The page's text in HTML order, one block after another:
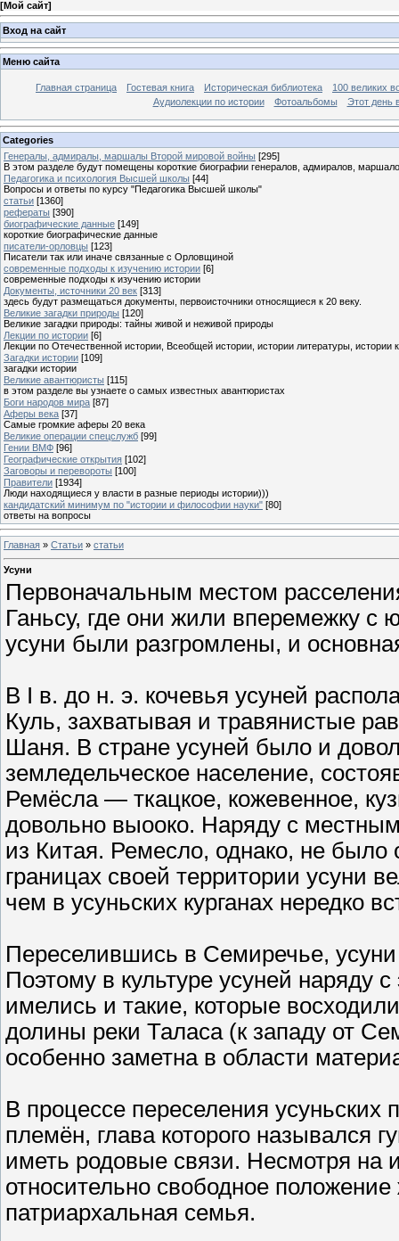
[Мой сайт]
Вход на сайт
Меню сайта
Главная страница Гостевая книга Историческая библиотека
100 великих
Аудиолекции по истории
Фотоальбомы Этот день
Categories
Генералы, адмиралы, маршалы Второй мировой войны [295]
В этом разделе будут помещены короткие биографии генералов, адмиралов,
Педагогика и психология Высшей школы [44]
Вопросы и ответы по курсу "Педагогика Высшей школы"
статьи [1360]
рефераты [390]
биографические данные [149]
короткие биографические данные
писатели-орловцы [123]
Писатели так или иначе связанные с Орловщиной
современные подходы к изучению истории [6]
современные подходы к изучению истории
Документы, источники 20 век [313]
здесь будут размещаться документы, первоисточники относящиеся к 20 веку.
Великие загадки природы [120]
Великие загадки природы: тайны живой и неживой природы
Лекции по истории [6]
Лекции по Отечественной истории, Всеобщей истории, истории литературы, истории
Загадки истории [109]
загадки истории
Великие авантюристы [115]
в этом разделе вы узнаете о самых известных авантюристах
Боги народов мира [87]
Аферы века [37]
Самые громкие аферы 20 века
Великие операции спецслужб [99]
Гении ВМФ [96]
Географические открытия [102]
Заговоры и перевороты [100]
Правители [1934]
Люди находящиеся у власти в разные периоды истории)))
кандидатский минимум по "истории и философии науки" [80]
ответы на вопросы
Главная » Статьи » статьи
Усуни
Первоначальным местом
Ганьсу, где они жили вперемежку
усуни были разгромлены, и
В I в. до н. э. кочевья усуней
Куль, захватывая и травянистые
Шаня. В стране усуней было и
земледельческое население,
Ремёсла — ткацкое, кожевенное,
довольно выооко. Наряду с
из Китая. Ремесло, однако, не было
границах своей территории усуни
чем в усуньских курганах нередко
Переселившись в Семиречье,
Поэтому в культуре усуней
имелись и такие, которые
долины реки Таласа (к западу от
особенно заметна в области
В процессе переселения
племён, глава которого назывался
иметь родовые связи. Несмотря на
относительно свободное
патриархальная семья.